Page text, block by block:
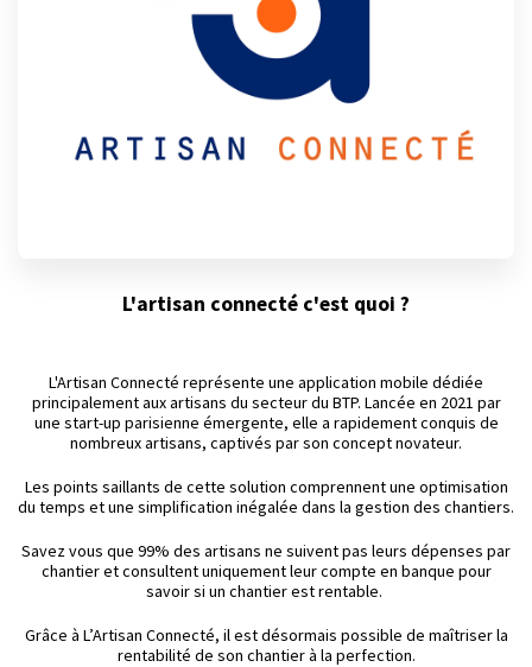
L'artisan connecté c'est quoi ?
L'Artisan Connecté représente une application mobile dédiée
principalement aux artisans du secteur du BTP. Lancée en 2021 par
une start-up parisienne émergente, elle a rapidement conquis de
nombreux artisans, captivés par son concept novateur.
Les points saillants de cette solution comprennent une optimisation
du temps et une simplification inégalée dans la gestion des chantiers.
Savez vous que 99% des artisans ne suivent pas leurs dépenses par
chantier et consultent uniquement leur compte en banque pour
savoir si un chantier est rentable.
Grâce à L’Artisan Connecté, il est désormais possible de maîtriser la
rentabilité de son chantier à la perfection.